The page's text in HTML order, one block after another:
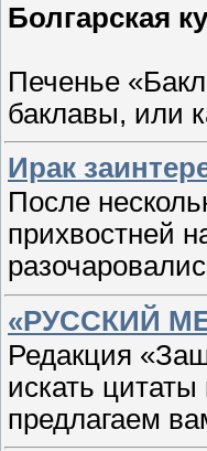
Болгарская
Печенье
баклавы, или
Ирак
После
прихвостней
«РУССКИЙ
Редакция
искать
предлагаем